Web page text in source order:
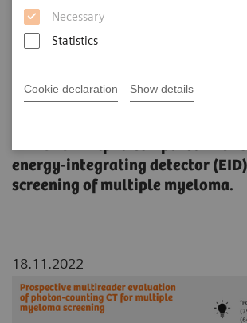
Necessary
Statistics
Cookie declaration Show details
evaluation of photon-
CT for multiple
An evaluation of the quantitative
NAEOTOM Alpha compared with
energy-integrating detector
screening of multiple myeloma.
18.11.2022